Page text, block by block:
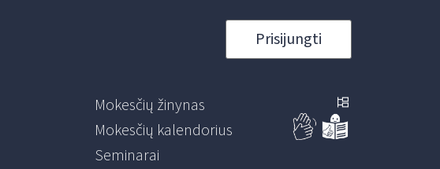
Prisijungti
Mokesčių žinynas
Mokesčių kalendorius
Seminarai